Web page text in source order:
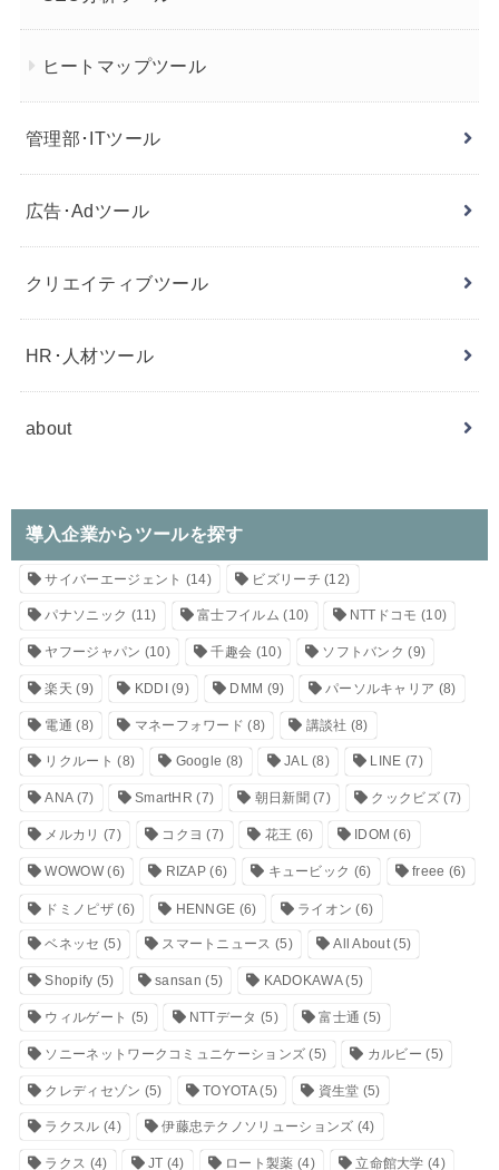
ヒートマップツール
管理部･ITツール
広告･Adツール
クリエイティブツール
HR･人材ツール
about
導入企業からツールを探す
サイバーエージェント (14) ビズリーチ (12)
パナソニック (11) 富士フイルム (10) NTTドコモ (10)
ヤフージャパン (10) 千趣会 (10) ソフトバンク (9)
楽天 (9) KDDI (9) DMM (9) パーソルキャリア (8)
電通 (8) マネーフォワード (8) 講談社 (8)
リクルート (8) Google (8) JAL(8) LINE (7)
ANA(7) SmartHR (7) 朝日新聞 (7) クックビズ(7)
メルカリ (7) コクヨ (7) 花王 (6) IDOM (6)
WOWOW(6) RIZAP (6) キュービック (6) freee (6)
ドミノピザ(6) HENNGE (6) ライオン (6)
ベネッセ (5) スマートニュース (5) All About(5)
Shopify (5) sansan (5) KADOKAWA(5)
ウィルゲート (5) NTTデータ (5) 富士通 (5)
ソニーネットワークコミュニケーションズ (5) カルビー (5)
クレディセゾン (5) TOYOTA(5) 資生堂 (5)
ラクスル (4) 伊藤忠テクノソリューションズ (4)
ラクス (4) JT (4) ロート製薬 (4) 立命館大学 (4)